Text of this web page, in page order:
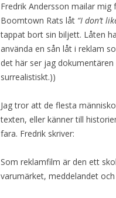
Fredrik Andersson mailar
Boomtown Rats låt “I don’t
tappat bort sin biljett. Låten
använda en sån låt i reklam
det här ser jag
surrealistiskt.))
Jag tror att de flesta
texten, eller känner till
fara. Fredrik skriver:
Som reklamfilm är den ett
varumärket, meddelandet